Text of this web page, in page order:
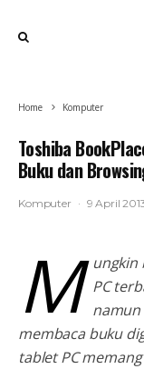
Home Komputer
Toshiba
Buku dan
Komputer · 9 April
M ungkin
PC
namun
membaca buku
tablet PC